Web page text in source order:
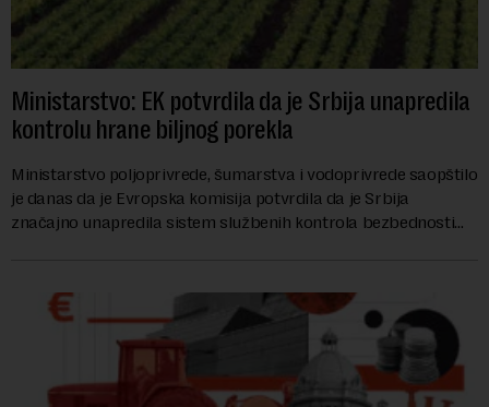
Ministarstvo: EK potvrdila da je Srbija unapredila
kontrolu hrane biljnog porekla
Ministarstvo poljoprivrede, šumarstva i vodoprivrede saopštilo
je danas da je Evropska komisija potvrdila da je Srbija
značajno unapredila sistem službenih kontrola bezbednosti